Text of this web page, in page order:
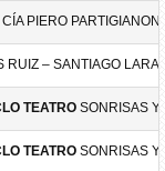
PIERO PARTIGIANONI
RUIZ – SANTIAGO LARA
TEATRO SONRISAS Y
TEATRO SONRISAS Y